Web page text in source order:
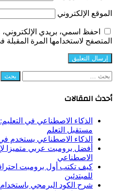
الموقع الإلكتروني
احفظ اسمي، بريدي الإلكتروني،
المتصفح لاستخدامها المرة المقبلة
البحث
أحدث المقالات
الذكاء الاصطناعي في
مستقبل التعلم
الذكاء الاصطناعي يستخدم
أفضل برومبت عربي متميزا
الاصطناعي
للمبتدئين